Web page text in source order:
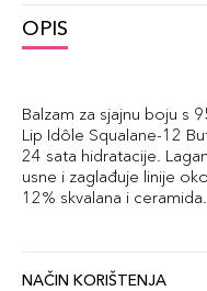
OPIS
Balzam za sjajnu boju s
Lip Idôle Squalane-12
24 sata hidratacije.
usne i zaglađuje linije
12% skvalana i ceramida.
NAČIN KORIŠTENJA